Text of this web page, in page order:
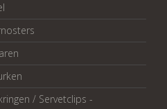
/ Servetclips -